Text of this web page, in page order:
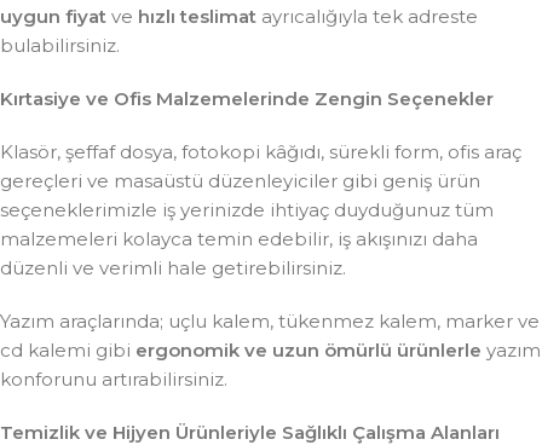
uygun fiyat ve hızlı teslimat ayrıcalığıyla tek adreste
bulabilirsiniz.
Kırtasiye ve Ofis Malzemelerinde Zengin Seçenekler
Klasör, şeffaf dosya, fotokopi kâğıdı, sürekli form, ofis araç
gereçleri ve masaüstü düzenleyiciler gibi geniş ürün
seçeneklerimizle iş yerinizde ihtiyaç duyduğunuz tüm
malzemeleri kolayca temin edebilir, iş akışınızı daha
düzenli ve verimli hale getirebilirsiniz.
Yazım araçlarında; uçlu kalem, tükenmez kalem, marker ve
cd kalemi gibi ergonomik ve uzun ömürlü ürünlerle yazım
konforunu artırabilirsiniz.
Temizlik ve Hijyen Ürünleriyle Sağlıklı Çalışma Alanları